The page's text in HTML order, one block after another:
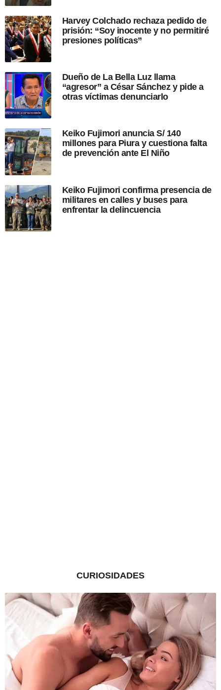
p
u
b
a
c
Harvey Colchado rechaza pedido de
prisión: “Soy inocente y no permitiré
presiones políticas”
Dueño de La Bella Luz llama
“agresor” a César Sánchez y pide a
otras víctimas denunciarlo
Keiko Fujimori anuncia S/ 140
millones para Piura y cuestiona falta
de prevención ante El Niño
Keiko Fujimori confirma presencia de
militares en calles y buses para
enfrentar la delincuencia
CURIOSIDADES